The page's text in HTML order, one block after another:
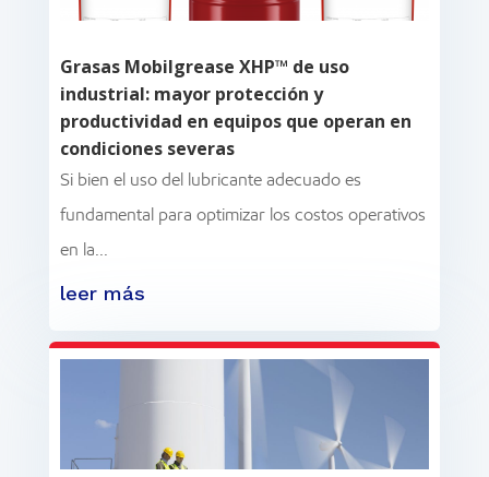
Grasas Mobilgrease XHP™ de uso
industrial: mayor protección y
productividad en equipos que operan en
condiciones severas
Si bien el uso del lubricante adecuado es
fundamental para optimizar los costos operativos
en la...
leer más